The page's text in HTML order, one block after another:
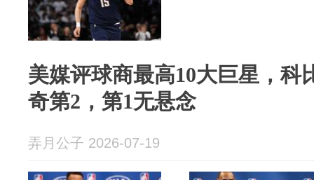
美媒评球商最高10大巨星，科
奇第2，第1无悬念
弄月公子 2026-07-19